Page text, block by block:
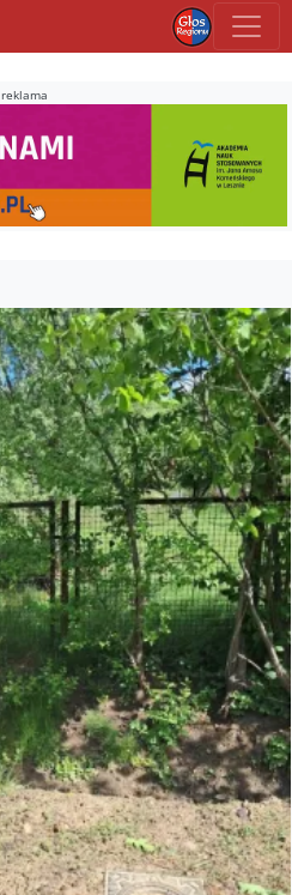
reklama